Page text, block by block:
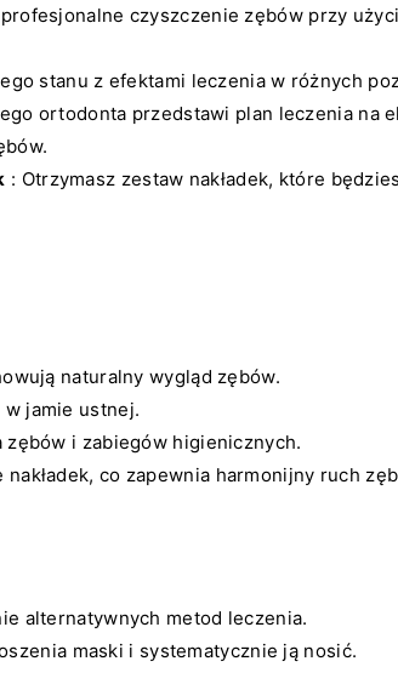
czyszczenie zębów przy
stanu z efektami leczenia w różnych
ortodonta przedstawi plan leczenia na
: Otrzymasz zestaw nakładek, które
naturalny wygląd zębów.
w jamie ustnej.
zębów i zabiegów higienicznych.
co zapewnia harmonijny ruch
alternatywnych metod leczenia.
maski i systematycznie ją nosić.